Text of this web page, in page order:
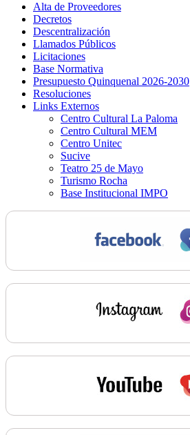
Alta de Proveedores
Decretos
Descentralización
Llamados Públicos
Licitaciones
Base Normativa
Presupuesto Quinquenal 2026-2030
Resoluciones
Links Externos
Centro Cultural La Paloma
Centro Cultural MEM
Centro Unitec
Sucive
Teatro 25 de Mayo
Turismo Rocha
Base Institucional IMPO